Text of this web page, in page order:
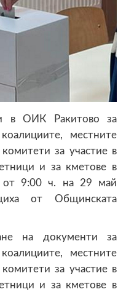
в ОИК Ракитово за
местните
за участие в
и за кметове в
от 9:00 ч. на 29 май
от Общинската
на документи за
местните
за участие в
и за кметове в